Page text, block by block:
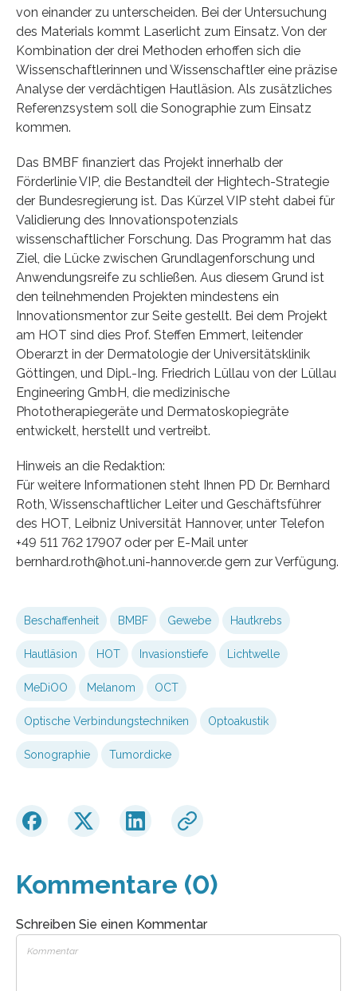
von einander zu unterscheiden. Bei der Untersuchung
des Materials kommt Laserlicht zum Einsatz. Von der
Kombination der drei Methoden erhoffen sich die
Wissenschaftlerinnen und Wissenschaftler eine präzise
Analyse der verdächtigen Hautläsion. Als zusätzliches
Referenzsystem soll die Sonographie zum Einsatz
kommen.
Das BMBF finanziert das Projekt innerhalb der
Förderlinie VIP, die Bestandteil der Hightech-Strategie
der Bundesregierung ist. Das Kürzel VIP steht dabei für
Validierung des Innovationspotenzials
wissenschaftlicher Forschung. Das Programm hat das
Ziel, die Lücke zwischen Grundlagenforschung und
Anwendungsreife zu schließen. Aus diesem Grund ist
den teilnehmenden Projekten mindestens ein
Innovationsmentor zur Seite gestellt. Bei dem Projekt
am HOT sind dies Prof. Steffen Emmert, leitender
Oberarzt in der Dermatologie der Universitätsklinik
Göttingen, und Dipl.-Ing. Friedrich Lüllau von der Lüllau
Engineering GmbH, die medizinische
Phototherapiegeräte und Dermatoskopiegräte
entwickelt, herstellt und vertreibt.
Hinweis an die Redaktion:
Für weitere Informationen steht Ihnen PD Dr. Bernhard
Roth, Wissenschaftlicher Leiter und Geschäftsführer
des HOT, Leibniz Universität Hannover, unter Telefon
+49 511 762 17907 oder per E-Mail unter
bernhard.roth@hot.uni-hannover.de gern zur Verfügung.
Beschaffenheit BMBF Gewebe Hautkrebs
Hautläsion HOT Invasionstiefe Lichtwelle
MeDiOO Melanom OCT
Optische Verbindungstechniken Optoakustik
Sonographie Tumordicke
Kommentare (0)
Schreiben Sie einen Kommentar